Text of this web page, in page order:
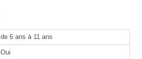
de 6 ans à 11 ans
Oui